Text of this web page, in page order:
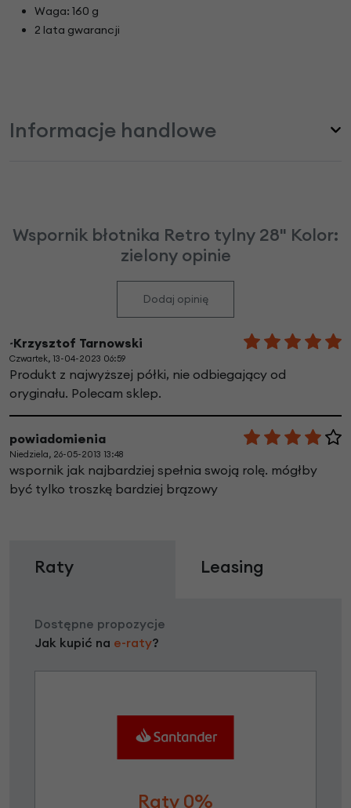
Waga: 160 g
2 lata gwarancji
Informacje handlowe
Wspornik błotnika Retro tylny 28" Kolor:
zielony opinie
Dodaj opinię
~Krzysztof Tarnowski
Czwartek, 13-04-2023 06:59
Produkt z najwyższej półki, nie odbiegający od
oryginału. Polecam sklep.
powiadomienia
Niedziela, 26-05-2013 13:48
wspornik jak najbardziej spełnia swoją rolę. mógłby
być tylko troszkę bardziej brązowy
Raty Leasing
Dostępne propozycje
Jak kupić na e-raty?
Raty 0%